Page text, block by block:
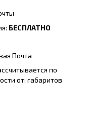
БЕСПЛАТНО
Почта
по
от: габаритов